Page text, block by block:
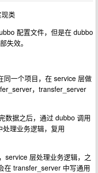
类
配置文件，但是在 dubbo
失效。
同一个项目，在 service 层做
，transfer_server
数据之后，通过 dubbo 调用
理业务逻辑，复用
service 层处理业务逻辑，之
在 transfer_server 中写通用